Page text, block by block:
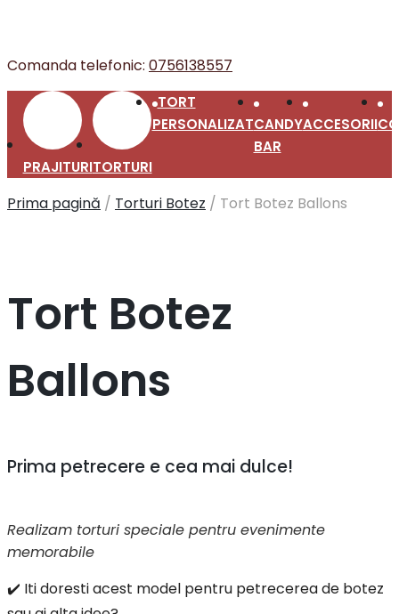
Comanda telefonic: 0756138557
PRAJITURITORTURI
TORT
PERSONALIZATCANDY
BAR
ACCESORII
Prima pagină / Torturi Botez / Tort Botez Ballons
Tort Botez
Ballons
Prima petrecere e cea mai dulce!
Realizam torturi speciale pentru evenimente
memorabile
✔️ Iti doresti acest model pentru petrecerea de botez